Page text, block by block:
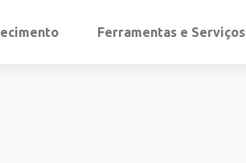
Ferramentas e Serviços